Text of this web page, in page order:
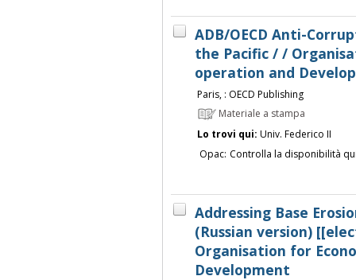
ADB/OECD Anti-
the Pacific / /
operation and
Paris, : OECD Publishing
Materiale a stampa
Lo trovi qui: Univ. Federico II
Opac: Controlla la disponibilità
Addressing Base
(Russian version)
Organisation for
Development